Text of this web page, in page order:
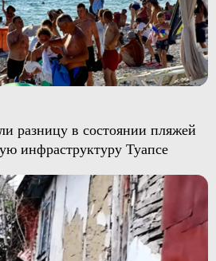
разницу в состоянии пляжей
инфраструктуру Туапсе